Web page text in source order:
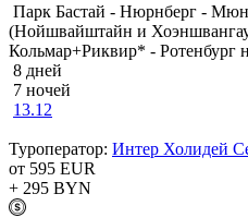
Парк Бастай - Нюрнберг -
(Нойшвайштайн и
Кольмар+Риквир* - Ротенбург
8 дней
7 ночей
13.12
Туроператор: Интер Холидей
от 595 EUR
+ 295 BYN